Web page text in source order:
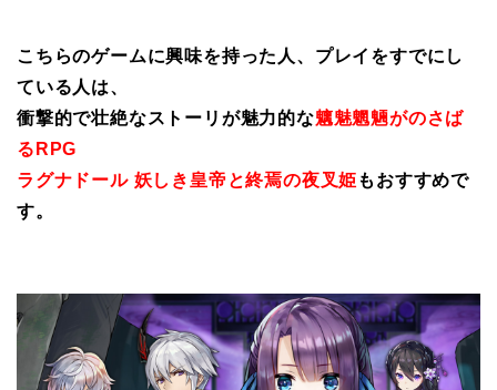
こちらのゲームに興味を持った人、プレイをすでにし
ている人は、
衝撃的で壮絶なストーリが魅力的な魑魅魍魎がのさば
るRPG
ラグナドール 妖しき皇帝と終焉の夜叉姫 もおすすめで
す。